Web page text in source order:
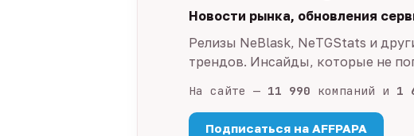
Новости рынка, обновления
Релизы NeBlask, NeTGStats и
трендов. Инсайды, которые не
На сайте — 11 990 компаний и 1
Подписаться на AFFPAPA